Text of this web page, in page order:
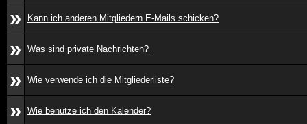
» Kann ich anderen Mitgliedern E-Mails schicken?
» Was sind private Nachrichten?
» Wie verwende ich die Mitgliederliste?
» Wie benutze ich den Kalender?